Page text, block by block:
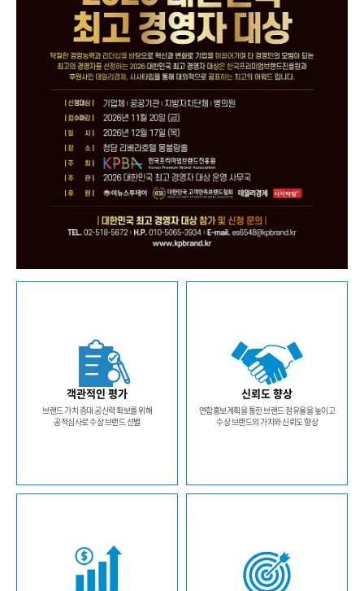
객관적인 평가
브랜드 가치 증대 공신력 확보를 위해
공적심사로 수상 브랜드 선별
신뢰도 향상
연합홍보계획을 통한 브랜드 점유율을 높이고
수상 브랜드의 가치와 신뢰도 향상